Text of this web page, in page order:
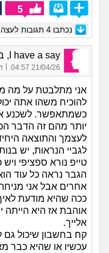
5
נכתבו 4 תגובות לעצה
I have a say, בת 22
21/04/26 04:57
אני מתלבטת על מה
להוכיח משהו אתה
כשמתאפשר. לשכנע
יותר מהם זה הדבר
לעצמך והתוצאה
לגביי הנראות, יש
טייפ נורא ספציפי
הגבר נראה כל עוד
אחרים אבל אני
ככה שהיא מודעת
אוהבת אז היא הייתה
אלייך.
קח בחשבון שיכול גם
עכשיו או שהיא כבר